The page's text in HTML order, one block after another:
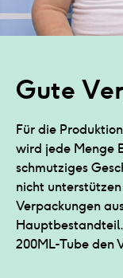
Gute
Für die
wird jede Menge
schmutziges
nicht
Verpackungen
200ML-Tube den